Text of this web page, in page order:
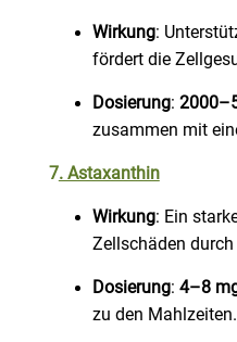
Wirkung:
fördert die
Dosierung:
zusammen mit
7. Astaxanthin
Wirkung: Ein
Zellschäden
Dosierung: 4–8
zu den Mahlzeiten.